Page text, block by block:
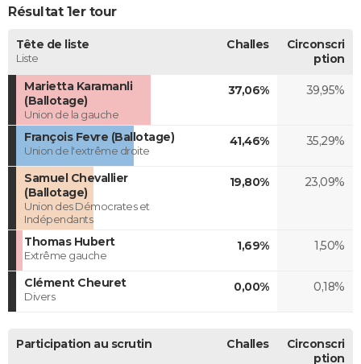
Résultat 1er tour
Tête de liste
Liste
Challes
Circonscri
ption
Marietta Karamanli
(Ballotage)
Union de la gauche
37,06% 39,95%
François Fevre (Ballotage)
Union de l'extrême droite
41,46% 35,29%
Samuel Chevallier
(Ballotage)
Union des Démocrates et
Indépendants
19,80% 23,09%
Thomas Hubert
Extrême gauche
1,69% 1,50%
Clément Cheuret
Divers
0,00% 0,18%
Participation au scrutin Challes
Circonscri
ption